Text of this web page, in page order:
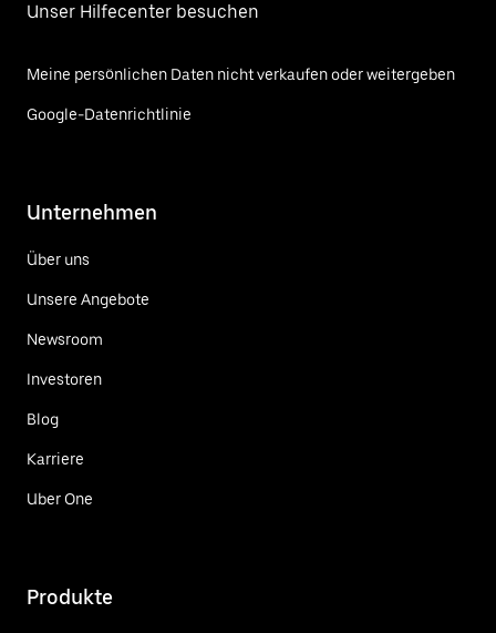
Unser Hilfecenter besuchen
Meine persönlichen Daten nicht verkaufen oder weitergeben
Google-Datenrichtlinie
Unternehmen
Über uns
Unsere Angebote
Newsroom
Investoren
Blog
Karriere
Uber One
Produkte